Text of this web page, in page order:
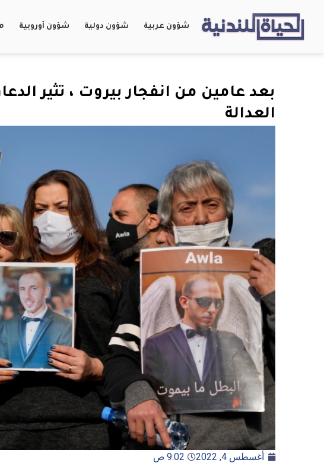
شؤون عربية شؤون دولية شؤون أوروبية
بعد عامين من انفجار بيروت ، تثير
العدالة
أغسطس 4, 2022 9:02 ص